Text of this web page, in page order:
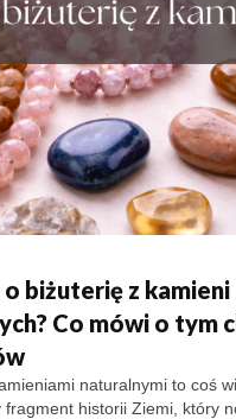
o biżuterię z kamieni
Co mówi o tym
naturalnymi to coś
fragment historii Ziemi, który